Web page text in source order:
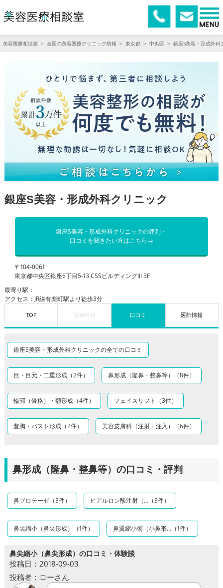
美容医療相談室 > 全国の美容医療クリニック情報 > 東京都 > 中央区 > 銀座S美容・形成外科
銀座S美容・形成外科クリニック
銀座S美容・形成外科クリニックの評判・
口コミを聞きたい方はこちら→
〒104-0061
東京都中央区銀座6丁目5-13 CSSビルディングIII 3F
最寄り駅：
アクセス：JR線有楽町駅より徒歩3分
TOP 診療科目 口コミ 医師情報
銀座S美容・形成外科クリニックの全ての口コミ
目・目元・二重形成（2件） 鼻形成（隆鼻・整鼻等）（8件）
輪郭（骨格）・額形成（4件） フェイスリフト（3件）
豊胸・バスト形成（2件） 美容皮膚科（注射・注入）（6件）
鼻形成（隆鼻・整鼻等）の口コミ・評判
鼻プロテーゼ（3件） ヒアルロン酸注射（…（3件）
鼻尖縮小（鼻尖形成）（1件） 鼻翼縮小術（小鼻形…（1件）
鼻尖縮小（鼻尖形成）の口コミ・体験談
投稿日：2018-09-03
投稿者：ローさん